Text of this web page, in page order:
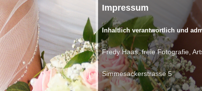
Impressum
Inhaltlich verantwortlich und
Fredy Haas, freie Fotografie,
Simmesackerstrasse 5